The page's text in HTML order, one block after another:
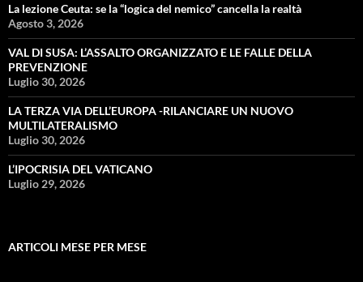
La lezione Ceuta: se la “logica del nemico” cancella la realtà
Agosto 3, 2026
VAL DI SUSA: L’ASSALTO ORGANIZZATO E LE FALLE DELLA
PREVENZIONE
Luglio 30, 2026
LA TERZA VIA DELL’EUROPA -RILANCIARE UN NUOVO
MULTILATERALISMO
Luglio 30, 2026
L’IPOCRISIA DEL VATICANO
Luglio 29, 2026
ARTICOLI MESE PER MESE